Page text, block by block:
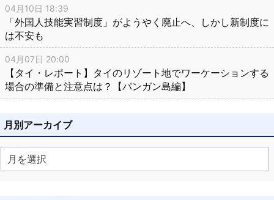
04月10日 18:39
「外国人技能実習制度」がようやく廃止へ、しかし新制度に
は不安も
04月07日 20:00
【タイ・レポート】タイのリゾート地でワーケーションする
場合の準備と注意点は？【パンガン島編】
月別アーカイブ